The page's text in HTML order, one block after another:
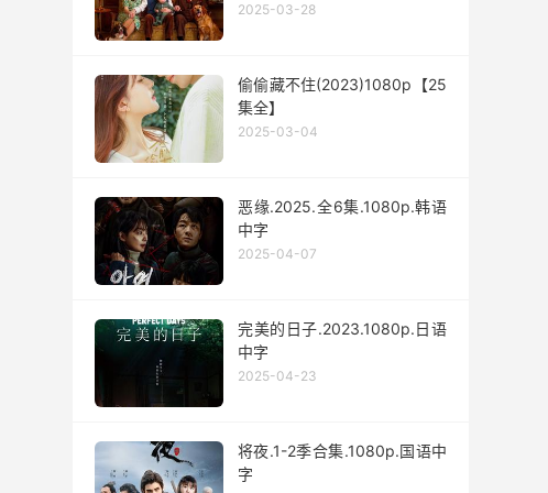
2025-03-28
偷偷藏不住(2023)1080p【25
集全】
2025-03-04
恶缘.2025.全6集.1080p.韩语
中字
2025-04-07
完美的日子.2023.1080p.日语
中字
2025-04-23
将夜.1-2季合集.1080p.国语中
字